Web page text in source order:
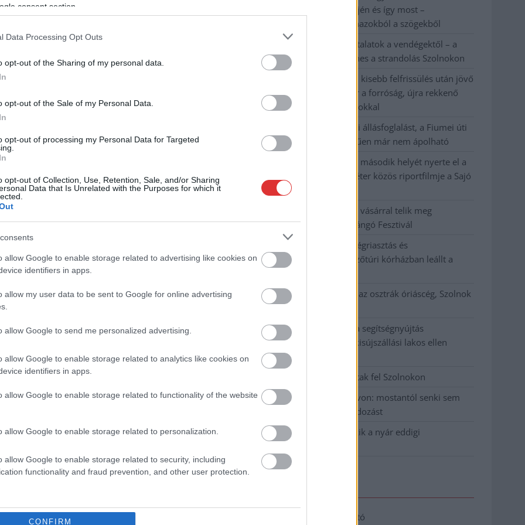
consent section.
Data Processing Opt Outs
opt-out of the Sharing of my personal data.
opt-out of the Sale of my Personal Data.
opt-out of processing my Personal Data for Targeted
opt-out of Collection, Use, Retention, Sale, and/or Sharing
Data that Is Unrelated with the Purposes for which it
allow Google to enable storage related to advertising like cookies on
identifiers in apps.
allow my user data to be sent to Google for online advertising
allow Google to send me personalized advertising.
allow Google to enable storage related to analytics like cookies on
identifiers in apps.
allow Google to enable storage related to functionality of the website
allow Google to enable storage related to personalization.
allow Google to enable storage related to security, including
functionality and fraud prevention, and other user protection.
CONFIRM
nincs tervben a pedagógusi béremelés, mert „a gazdasági
akárhogy is próbálta ennek ellenkezőjét bizonyítani
lesz. (
közpénz
reggel a Szolnok és
vasútvonalon
festett a Duna a két évvel
– fotógyűjtemény
ugyanazokból a szögekből
azok számára feltétlenül ajánlott ez a
évvel ezelőtti árvíz idején és így most –
fotógyűjtemény ugyanazokból a szögekből
Ilyenek eddig a tapasztalatok a vendégektől – a
hőhullám miatt ingyenes a strandolás Szolnokon
Nem biztató: a hétvégi kisebb felfrissülés után jövő
héten megint visszatér a forróság, újra rekkenő
hőség jön, akár 38 fokokkal
Közzétették a szakértői állásfoglalást, a Fiumei úti
fák többsége szakszerűen már nem ápolható
A MÚOSZ sajtódíjának második helyét nyerte el a
Borsod24 és a Paraméter közös riportfilmje a Sajó
szennyezéséről
Tánccal, zeneszóval és vásárral telik meg
Jászberény, indul a Csángó Fesztivál
Meghosszabbított hőségriasztás és
vízkorlátozások, a mezőtúri kórházban leállt a
Átszervezi működését az osztrák óriáscég, Szolnok
is érintett
Tragédiába torkollott a segítségnyújtás
elmulasztása, három kisújszállási lakos ellen
emeltek vádat
Hatalmas lángok csaptak fel Szolnokon
Vízitraffipax a Tisza-tavon: mostantól senki sem
úszhatja meg a száguldozást
Szolnokra is megérkezik a nyár eddigi
Adatkezelési tájékoztató